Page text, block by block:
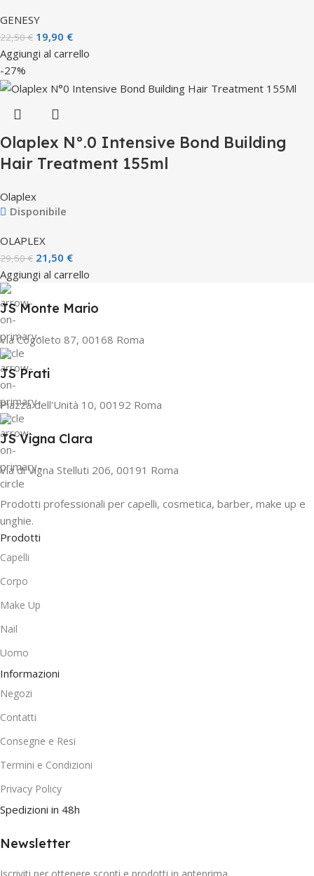
GENESY
22,50€ 19,90 €
Aggiungi al carrello
-27%
Olaplex N°.0 Intensive Bond Building
Hair Treatment 155ml
Olaplex
Disponibile
OLAPLEX
29,50€ 21,50 €
Aggiungi al carrello
JS Monte Mario
Via Cogoleto 87, 00168 Roma
JS Prati
Piazza dell'Unità 10, 00192 Roma
JS Vigna Clara
Via di Vigna Stelluti 206, 00191 Roma
Prodotti professionali per capelli, cosmetica, barber, make up e
unghie.
Prodotti
Capelli
Corpo
Make Up
Nail
Uomo
Informazioni
Negozi
Contatti
Consegne e Resi
Termini e Condizioni
Privacy Policy
Spedizioni in 48h
Newsletter